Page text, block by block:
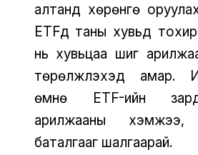
алтанд хөрөнгө
ETFүүд таны хувьд
нь хувьцаа шиг
төрөлжүүлэхэд амар.
өмнө ETF-ийн
арилжааны
баталгааг шалгаарай.